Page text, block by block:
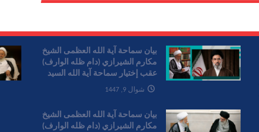
بیان سماحة آیة الله العظمی الشیخ
مکارم الشیرازي (دام ظله الوارف)
عقب إختیار سماحة آیة الله السید
مجتبی الخامنئي قائدا للثورة
الإسلامیة
شوال 9, 1447
بیان سماحة آیة الله العظمی الشیخ
مکارم الشیرازي (دام ظله الوارف)